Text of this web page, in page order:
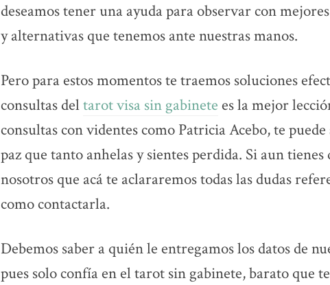
deseamos tener una ayuda para observar con
y alternativas que tenemos ante nuestras manos.
Pero para estos momentos te traemos soluciones
consultas deltarot visa sin gabinete es la mejor
consultas con videntes como Patricia Acebo, te puede
paz que tanto anhelas y sientes perdida. Si aun tienes
nosotros que acá te aclararemos todas las dudas
como contactarla.
Debemos saber a quién le entregamos los datos de
pues solo confía en el tarot sin gabinete, barato que